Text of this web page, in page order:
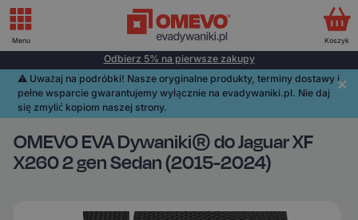
Odbierz 5% na pierwsze zakupy
⚠️️ Uważaj na podróbki! Nasze oryginalne produkty, terminy dostawy i
pełne wsparcie gwarantujemy wyłącznie na evadywaniki.pl. Nie daj
się zmylić kopiom naszej strony.
OMEVO EVA Dywaniki® do Jaguar XF
X260 2 gen Sedan (2015-2024)
Menu Koszyk